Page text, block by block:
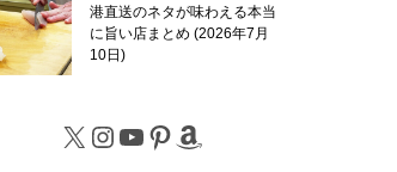
港直送のネタが味わえる本当
に旨い店まとめ 2026年7月
10日
X Instagram
YouTube
Pinterest
Amazon